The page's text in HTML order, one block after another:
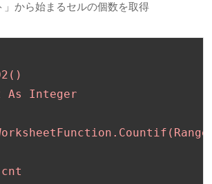
」から始まるセルの個数を取得
As Integer